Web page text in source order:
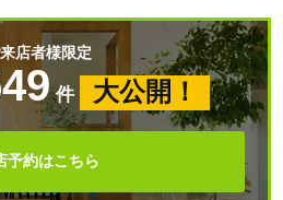
店者様限定
件 大公開！
予約はこちら